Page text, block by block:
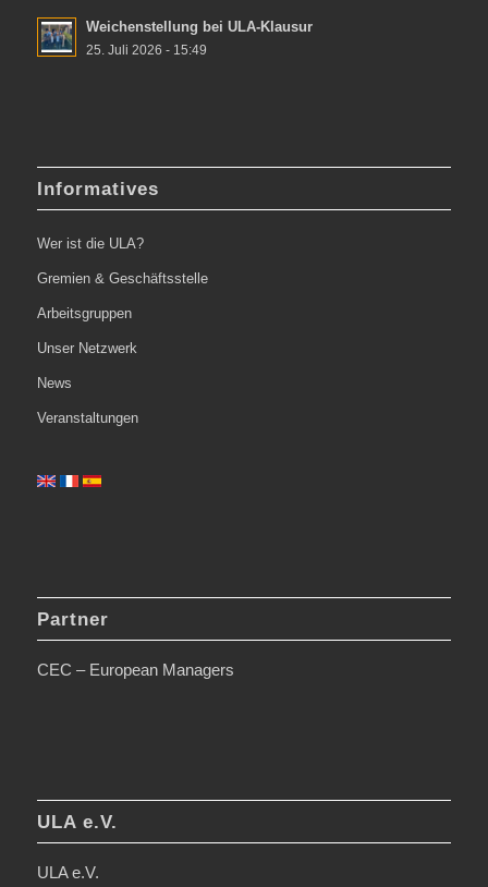
Weichenstellung bei ULA-Klausur
25. Juli 2026 - 15:49
Informatives
Wer ist die ULA?
Gremien & Geschäftsstelle
Arbeitsgruppen
Unser Netzwerk
News
Veranstaltungen
Partner
CEC – European Managers
ULA e.V.
ULA e.V.